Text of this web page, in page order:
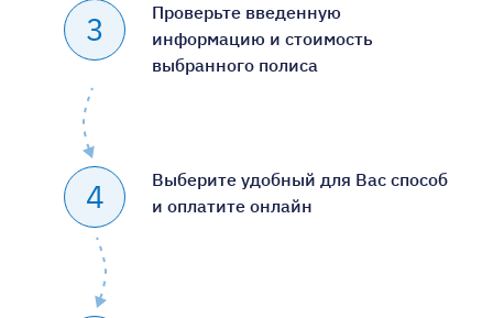
3
Проверьте введенную
информацию и стоимость
выбранного полиса
4
Выберите удобный для Вас способ
и оплатите онлайн